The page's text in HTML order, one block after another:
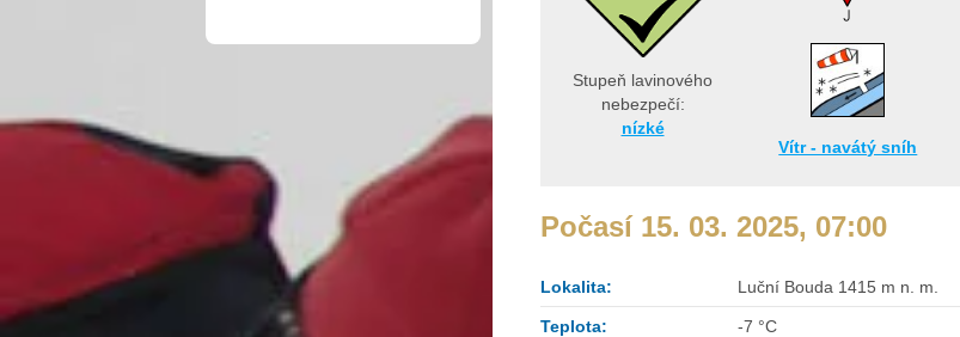
Stupeň lavinového
nebezpečí:
nízké
Vítr - navátý sníh
Počasí 15. 03. 2025, 07:00
Lokalita: Luční Bouda 1415 m n. m.
Teplota: -7 °C